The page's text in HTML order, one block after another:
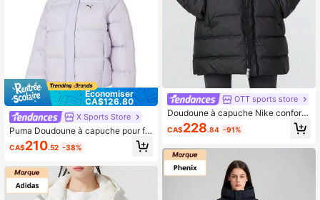
Économiser
CA$126.80
X Sports Store
Puma Doudoune à capuche pour fe
mmes, veste de sport décontractée
et confortable
CA$210.52 -38%
OTT sports store
Doudoune à capuche Nike conforta
ble, décontractée et polyvalente av
ec logo imprimé et col montant pour
CA$228.84 -91%